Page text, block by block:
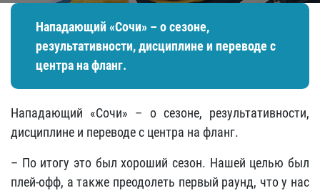
Нападающий «Сочи» – о сезоне,
результативности, дисциплине и переводе с
центра на фланг.
Нападающий «Сочи» – о сезоне, результативности,
дисциплине и переводе с центра на фланг.
– По итогу это был хороший сезон. Нашей целью был
плей-офф, а также преодолеть первый раунд, что у нас